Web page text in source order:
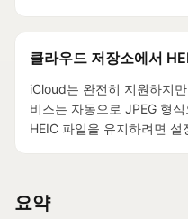
클라우드 저장소에서
iCloud는 완전히 지원하지
비스는 자동으로 JPEG 형
HEIC 파일을 유지하려면 설
요약